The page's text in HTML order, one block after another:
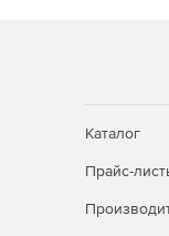
Каталог
Прайс-